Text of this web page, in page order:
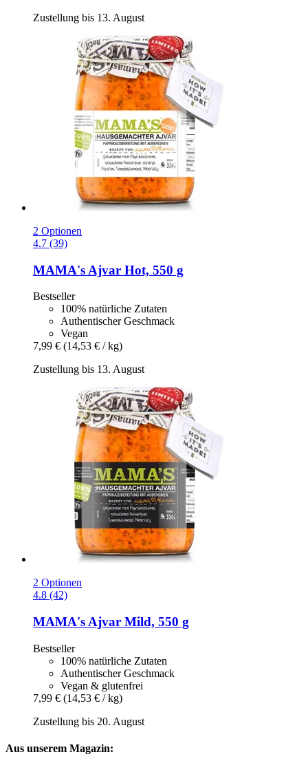
Zustellung bis 13. August
2 Optionen
4.7 (39)
MAMA's Ajvar Hot, 550 g
Bestseller
100% natürliche Zutaten
Authentischer Geschmack
Vegan
7,99 € (14,53 € / kg)
Zustellung bis 13. August
2 Optionen
4.8 (42)
MAMA's Ajvar Mild, 550 g
Bestseller
100% natürliche Zutaten
Authentischer Geschmack
Vegan & glutenfrei
7,99 € (14,53 € / kg)
Zustellung bis 20. August
Aus unserem Magazin: